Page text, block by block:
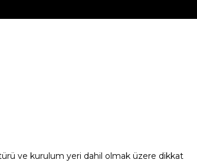
ve kurulum yeri dahil olmak üzere dikkat